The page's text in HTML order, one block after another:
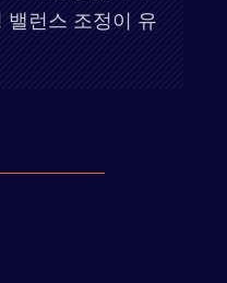
밸런스 조정이 유